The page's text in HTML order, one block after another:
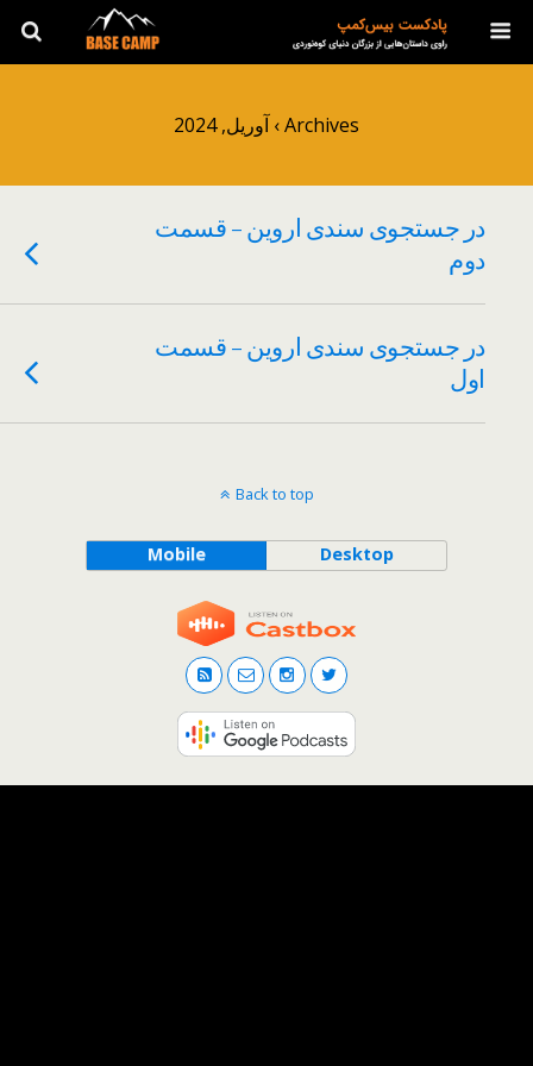
Archives › آوریل, 2024
در جستجوی سندی اروین – قسمت
دوم
در جستجوی سندی اروین – قسمت
اول
Back to top
Mobile Desktop